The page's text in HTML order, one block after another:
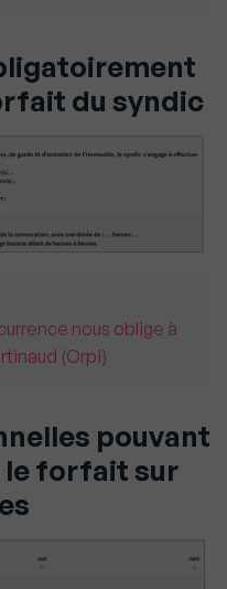
du syndic
nous oblige à
(Orpi)
pouvant
le forfait sur